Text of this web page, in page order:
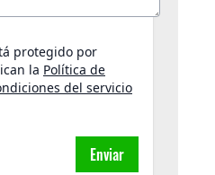
protegido por
la Política de
del servicio
Enviar